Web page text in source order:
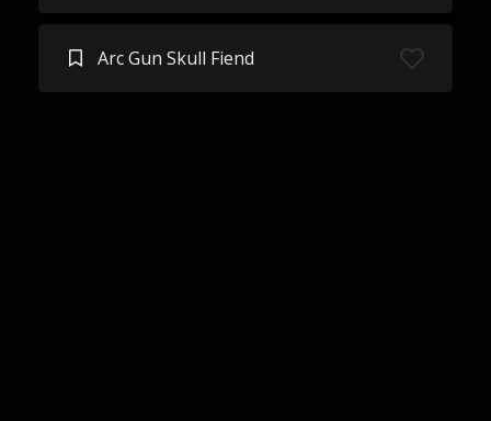
Arc Gun Skull Fiend